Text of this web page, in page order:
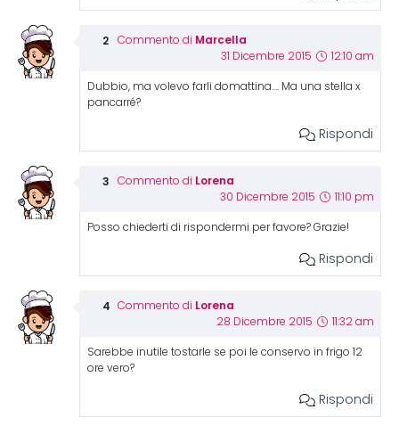
Commento di Marcella
31 Dicembre 2015 12:10 am
Dubbio, ma volevo farli domattina…. Ma una stella x
pancarré?
Rispondi
Commento di Lorena
30 Dicembre 2015 11:10 pm
Posso chiederti di rispondermi per favore? Grazie!
Rispondi
Commento di Lorena
28 Dicembre 2015 11:32 am
Sarebbe inutile tostarle se poi le conservo in frigo 12
ore vero?
Rispondi